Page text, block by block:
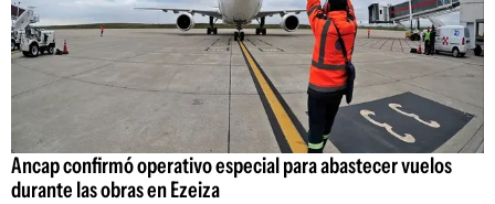
Ancap confirmó operativo especial para abastecer vuelos
durante las obras en Ezeiza